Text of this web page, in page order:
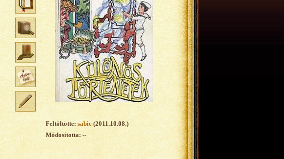
Feltöltötte: sabic(2011.10.08.)
Módosította: --